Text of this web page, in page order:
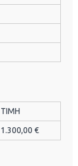
ΤΙΜΗ
1.300,00 €